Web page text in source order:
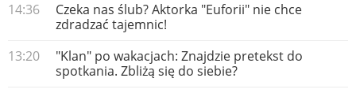
14:36
Czeka nas ślub? Aktorka "Euforii" nie chce
zdradzać tajemnic!
13:20
"Klan" po wakacjach: Znajdzie pretekst do
spotkania. Zbliżą się do siebie?